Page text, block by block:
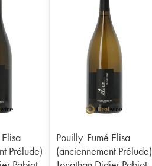
Prélude)
Pouilly-Fumé Elisa
(anciennement Prélude)